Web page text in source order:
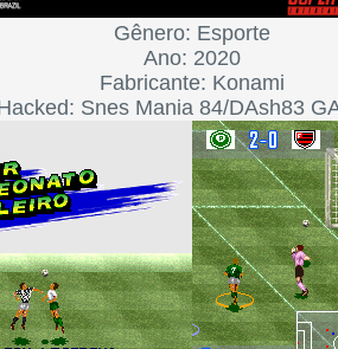
Gênero: Esporte
Ano: 2020
Fabricante: Konami
Snes Mania 84/DAsh83